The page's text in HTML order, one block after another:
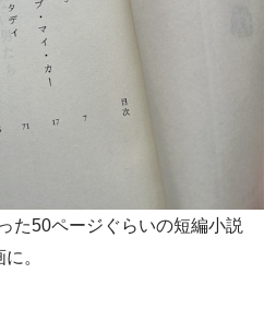
た50ページぐらいの短編小説
。